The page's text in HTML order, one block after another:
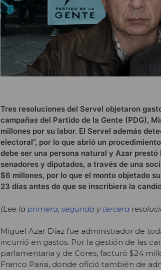
Tres resoluciones del Servel objetaron
campañas del Partido de la Gente (PDG),
millones por su labor. El Servel además
electoral”, por lo que abrió un
debe ser una persona natural y Azar
senadores y diputados, a través de una
$6 millones, por lo que el monto objetado
23 días antes de que se inscribiera la
(Lee la primera, segunda y tercera
Miguel Azar Díaz fue administrador de
incurrió en gastos. Por la gestión de las
parlamentaria y de Cores, facturó $24
Franco Parisi, donde ofició también de